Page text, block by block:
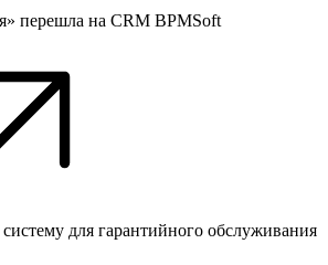
перешла на CRM BPMSoft
для гарантийного обслуживания